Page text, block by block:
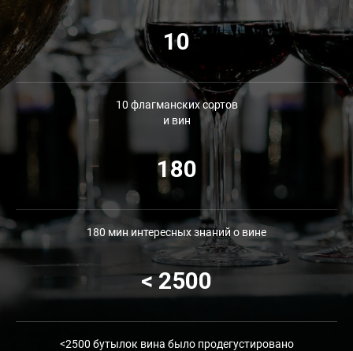
10
10 флагманских сортов
и вин
180
180 мин интересных знаний о вине
< 2500
<2500 бутылок вина было продегустировано